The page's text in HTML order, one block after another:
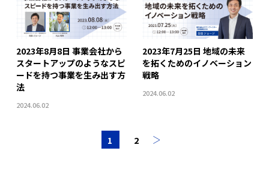
2023年8月8日 事業会社から
スタートアップのようなスピ
ードを持つ事業を生み出す方
法
2024.06.02
2023年7月25日 地域の未来
を拓くためのイノベーション
戦略
2024.06.02
1 2